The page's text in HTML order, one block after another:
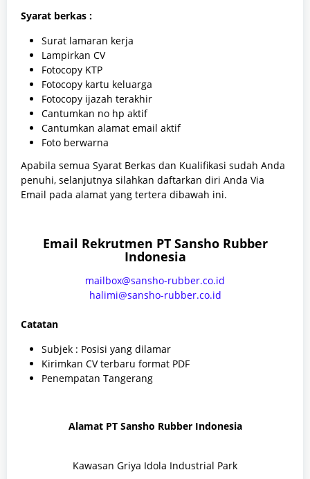
Syarat berkas :
Surat lamaran kerja
Lampirkan CV
Fotocopy KTP
Fotocopy kartu keluarga
Fotocopy ijazah terakhir
Cantumkan no hp aktif
Cantumkan alamat email aktif
Foto berwarna
Apabila semua Syarat Berkas dan Kualifikasi sudah Anda
penuhi, selanjutnya silahkan daftarkan diri Anda Via
Email pada alamat yang tertera dibawah ini.
Email Rekrutmen PT Sansho Rubber
Indonesia
mailbox@sansho-rubber.co.id
halimi@sansho-rubber.co.id
Catatan
Subjek : Posisi yang dilamar
Kirimkan CV terbaru format PDF
Penempatan Tangerang
Alamat PT Sansho Rubber Indonesia
Kawasan Griya Idola Industrial Park